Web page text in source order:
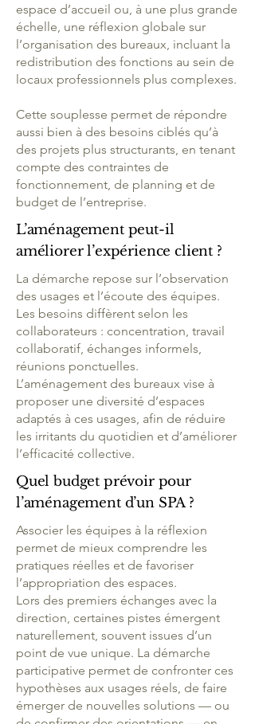
espace d’accueil ou, à une plus grande
échelle, une réflexion globale sur
l’organisation des bureaux, incluant la
redistribution des fonctions au sein de
locaux professionnels plus complexes.
Cette souplesse permet de répondre
aussi bien à des besoins ciblés qu’à
des projets plus structurants, en tenant
compte des contraintes de
fonctionnement, de planning et de
budget de l’entreprise.
L’aménagement peut-il
améliorer l’expérience client ?
La démarche repose sur l’observation
des usages et l’écoute des équipes.
Les besoins diffèrent selon les
collaborateurs : concentration, travail
collaboratif, échanges informels,
réunions ponctuelles.
L’aménagement des bureaux vise à
proposer une diversité d’espaces
adaptés à ces usages, afin de réduire
les irritants du quotidien et d’améliorer
l’efficacité collective.
Quel budget prévoir pour
l’aménagement d’un SPA ?
Associer les équipes à la réflexion
permet de mieux comprendre les
pratiques réelles et de favoriser
l’appropriation des espaces.
Lors des premiers échanges avec la
direction, certaines pistes émergent
naturellement, souvent issues d’un
point de vue unique. La démarche
participative permet de confronter ces
hypothèses aux usages réels, de faire
émerger de nouvelles solutions — ou
PRESTATIONS